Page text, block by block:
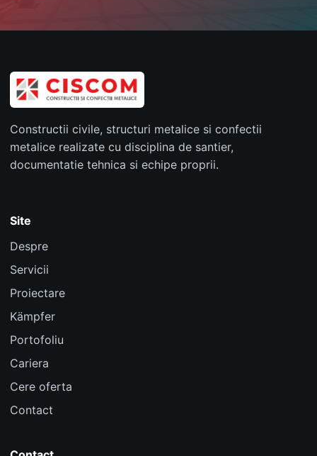
Constructii civile, structuri metalice si confectii
metalice realizate cu disciplina de santier,
documentatie tehnica si echipe proprii.
Site
Despre
Servicii
Proiectare
Kämpfer
Portofoliu
Cariera
Cere oferta
Contact